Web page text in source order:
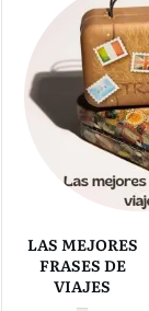
LAS MEJORES
FRASES DE
VIAJES